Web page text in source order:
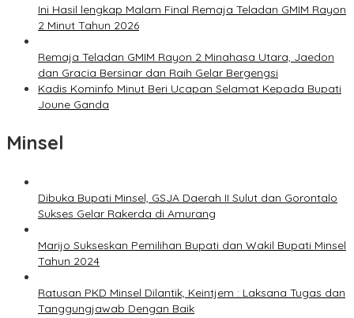
Ini Hasil lengkap Malam Final Remaja Teladan GMIM Rayon
2 Minut Tahun 2026
Remaja Teladan GMIM Rayon 2 Minahasa Utara, Jaedon
dan Gracia Bersinar dan Raih Gelar Bergengsi
Kadis Kominfo Minut Beri Ucapan Selamat Kepada Bupati
Joune Ganda
Minsel
Dibuka Bupati Minsel, GSJA Daerah II Sulut dan Gorontalo
Sukses Gelar Rakerda di Amurang
Marijo Sukseskan Pemilihan Bupati dan Wakil Bupati Minsel
Tahun 2024
Ratusan PKD Minsel Dilantik, Keintjem : Laksana Tugas dan
Tanggungjawab Dengan Baik